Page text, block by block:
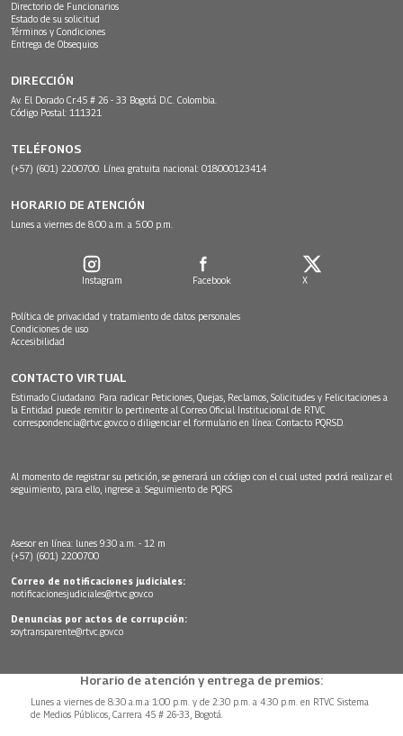
Directorio de Funcionarios
Estado de su solicitud
Términos y Condiciones
Entrega de Obsequios
DIRECCIÓN
Av. El Dorado Cr.45 # 26 - 33 Bogotá D.C. Colombia.
Código Postal: 111321
TELÉFONOS
(+57) (601) 2200700. Línea gratuita nacional: 018000123414
HORARIO DE ATENCIÓN
Lunes a viernes de 8:00 a.m. a 5:00 p.m.
Instagram Facebook X
Política de privacidad y tratamiento de datos personales
Condiciones de uso
Accesibilidad
CONTACTO VIRTUAL
Estimado Ciudadano: Para radicar Peticiones, Quejas, Reclamos, Solicitudes y Felicitaciones a
la Entidad puede remitir lo pertinente al Correo Oficial Institucional de RTVC
correspondencia@rtvc.gov.co o diligenciar el formulario en línea: Contacto PQRSD.
Al momento de registrar su petición, se generará un código con el cual usted podrá realizar el
seguimiento, para ello, ingrese a: Seguimiento de PQRS
Asesor en línea: lunes 9:30 a.m. - 12 m
(+57) (601) 2200700
Correo de notificaciones judiciales:
notificacionesjudiciales@rtvc.gov.co
Denuncias por actos de corrupción:
soytransparente@rtvc.gov.co
Horario de atención y entrega de premios:
Lunes a viernes de 8:30 a.m.a 1:00 p.m. y de 2:30 p.m. a 4:30 p.m. en RTVC Sistema
de Medios Públicos, Carrera 45 # 26-33, Bogotá.